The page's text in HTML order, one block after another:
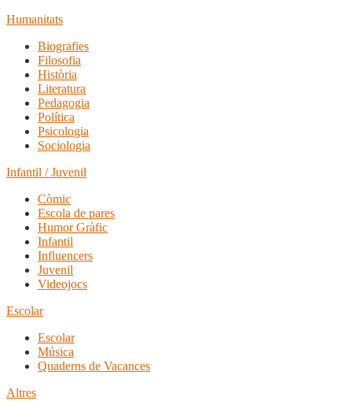
Humanitats
Biografies
Filosofia
Història
Literatura
Pedagogia
Política
Psicologia
Sociologia
Infantil / Juvenil
Còmic
Escola de pares
Humor Gràfic
Infantil
Influencers
Juvenil
Videojocs
Escolar
Escolar
Música
Quaderns de Vacances
Altres